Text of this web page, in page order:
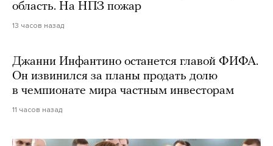
область. На НПЗ пожар
13 часов назад
Джанни Инфантино останется главой ФИФА.
Он извинился за планы продать долю
в чемпионате мира частным инвесторам
11 часов назад